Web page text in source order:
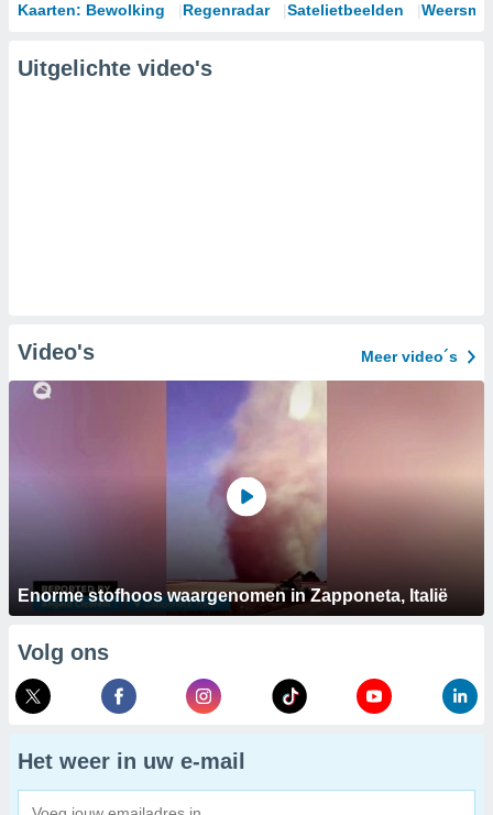
Kaarten: Bewolking Regenradar Satelietbeelden
Uitgelichte video's
Video's Meer video´s
Enorme stofhoos waargenomen in Zapponeta, Italië
Volg ons
Het weer in uw e-mail